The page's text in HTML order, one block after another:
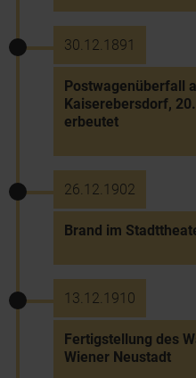
30.12.1891
Postwagenüberfall
Kaiserebersdorf,
erbeutet
26.12.1902
Brand im
13.12.1910
Fertigstellung des
Wiener Neustadt